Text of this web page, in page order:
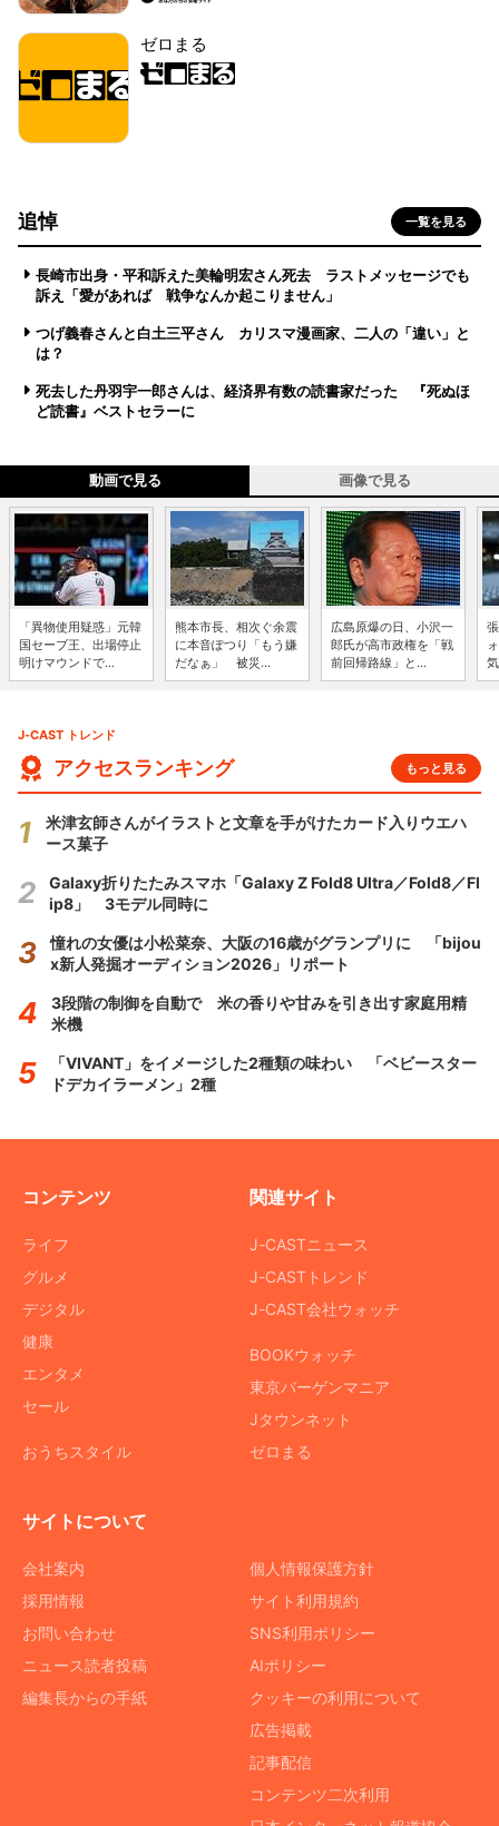
ゼロまる
追悼 一覧を見る
長崎市出身・平和訴えた美輪明宏さん死去 ラストメッセージでも
訴え「愛があれば 戦争なんか起こりません」
つげ義春さんと白土三平さん カリスマ漫画家、二人の「違い」と
は？
死去した丹羽宇一郎さんは、経済界有数の読書家だった 『死ぬほ
ど読書』ベストセラーに
動画で見る 画像で見る
「異物使用疑惑」元韓
国セーブ王、出場停止
明けマウンドで...
熊本市長、相次ぐ余震
に本音ぽつり「もう嫌
だなぁ」 被災...
広島原爆の日、小沢一
郎氏が高市政権を「戦
前回帰路線」と...
J-CAST トレンド
アクセスランキング もっと見る
米津玄師さんがイラストと文章を手がけたカード入りウエハ
ース菓子
Galaxy折りたたみスマホ「Galaxy Z Fold8 Ultra／Fold8／Fl
ip8」 3モデル同時に
憧れの女優は小松菜奈、大阪の16歳がグランプリに 「bijou
x新人発掘オーディション2026」リポート
3段階の制御を自動で 米の香りや甘みを引き出す家庭用精
米機
「VIVANT」をイメージした2種類の味わい 「ベビースター
ドデカイラーメン」2種
コンテンツ
ライフ
グルメ
デジタル
健康
エンタメ
セール
おうちスタイル
関連サイト
J-CASTニュース
J-CASTトレンド
J-CAST会社ウォッチ
BOOKウォッチ
東京バーゲンマニア
Jタウンネット
ゼロまる
サイトについて
会社案内
採用情報
お問い合わせ
ニュース読者投稿
編集長からの手紙
個人情報保護方針
サイト利用規約
SNS利用ポリシー
AIポリシー
クッキーの利用について
広告掲載
記事配信
コンテンツ二次利用